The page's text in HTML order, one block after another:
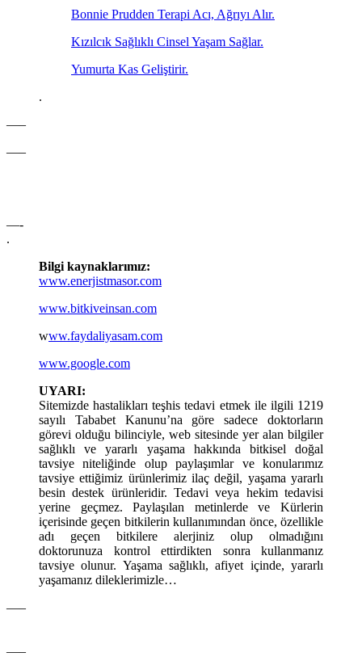
Bonnie Prudden Terapi Acı, Ağrıyı Alır.
Kızılcık Sağlıklı Cinsel Yaşam Sağlar.
Yumurta Kas Geliştirir.
.
—–
—–
—-
.
Bilgi kaynaklarımız:
www.enerjistmasor.com
www.bitkiveinsan.com
www.faydaliyasam.com
www.google.com
UYARI:
Sitemizde hastalikları teşhis tedavi etmek ile ilgili 1219
sayılı Tababet Kanunu’na göre sadece doktorların
görevi olduğu bilinciyle, web sitesinde yer alan bilgiler
sağlıklı ve yararlı yaşama hakkında bitkisel doğal
tavsiye niteliğinde olup paylaşımlar ve konularımız
tavsiye ettiğimiz ürünlerimiz ilaç değil, yaşama yararlı
besin destek ürünleridir. Tedavi veya hekim tedavisi
yerine geçmez. Paylaşılan metinlerde ve Kürlerin
içerisinde geçen bitkilerin kullanımından önce, özellikle
adı geçen bitkilere alerjiniz olup olmadığını
doktorunuza kontrol ettirdikten sonra kullanmanız
tavsiye olunur. Yaşama sağlıklı, afiyet içinde, yararlı
yaşamanız dileklerimizle…
—–
—–